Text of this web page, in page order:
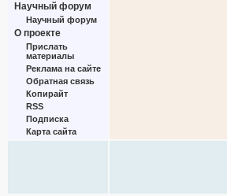
Научный форум
Научный форум
О проекте
Прислать
материалы
Реклама на сайте
Обратная связь
Копирайт
RSS
Подписка
Карта сайта